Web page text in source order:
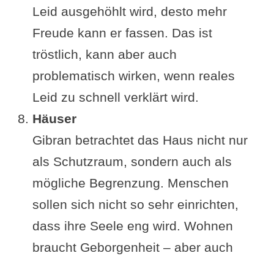
Leid ausgehöhlt wird, desto mehr
Freude kann er fassen. Das ist
tröstlich, kann aber auch
problematisch wirken, wenn reales
Leid zu schnell verklärt wird.
Häuser
Gibran betrachtet das Haus nicht nur
als Schutzraum, sondern auch als
mögliche Begrenzung. Menschen
sollen sich nicht so sehr einrichten,
dass ihre Seele eng wird. Wohnen
braucht Geborgenheit – aber auch